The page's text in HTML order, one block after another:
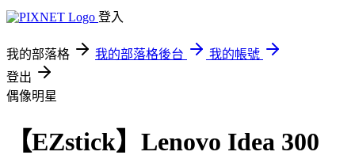
登入
我的部落格 我的部落格後台
我的帳號
登出
偶像明星
【EZstick】Lenovo Idea 300